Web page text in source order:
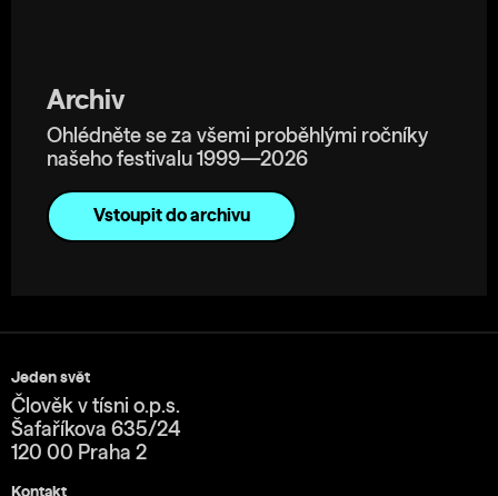
Archiv
Ohlédněte se za všemi proběhlými ročníky
našeho festivalu 1999—2026
Vstoupit do archivu
Jeden svět
Člověk v tísni o.p.s.
Šafaříkova 635/24
120 00 Praha 2
Kontakt